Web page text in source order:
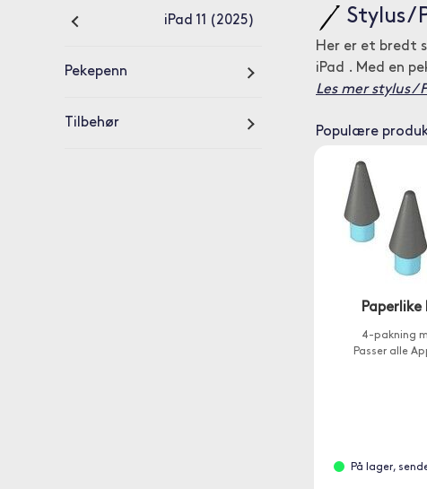
iPad 11 (2025)
Pekepenn
Tilbehør
Stylus /
Her er et bredt
iPad . Med en
Les mer stylus /
Populære
Paperlike
4-pakning
Passer alle
På lager,